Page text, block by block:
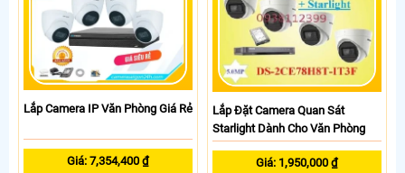
Lắp Camera IP Văn Phòng Giá Rẻ
Giá: 7,354,400 ₫
Lắp Đặt Camera Quan Sát
Starlight Dành Cho Văn Phòng
Giá: 1,950,000 ₫